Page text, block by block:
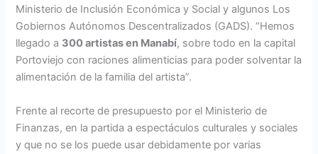
Ministerio de Inclusión Económica y Social y algunos Los
Gobiernos Autónomos Descentralizados (GADS). “Hemos
llegado a 300 artistas en Manabí, sobre todo en la capital
Portoviejo con raciones alimenticias para poder solventar la
alimentación de la familia del artista”.
Frente al recorte de presupuesto por el Ministerio de
Finanzas, en la partida a espectáculos culturales y sociales
y que no se los puede usar debidamente por varias